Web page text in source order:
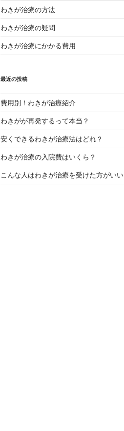
わきが治療の方法
わきが治療の疑問
わきが治療にかかる費用
最近の投稿
費用別！わきが治療紹介
わきがが再発するって本当？
安くできるわきが治療法はどれ？
わきが治療の入院費はいくら？
こんな人はわきが治療を受けた方がいい